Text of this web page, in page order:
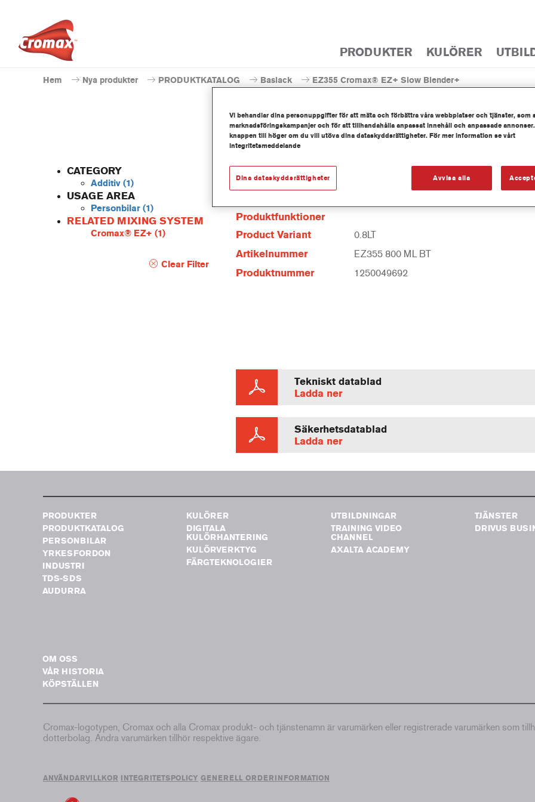
PRODUKTER KULÖRER
Hem Nya produkter PRODUKTKATALOG Baslack EZ355 Cromax® EZ+ Slow Blender+
CATEGORY
Additiv (1)
USAGE AREA
Personbilar (1)
RELATED MIXING SYSTEM
Cromax® EZ+ (1)
Clear Filter
EZ355 Cromax® EZ+
Produktfunktioner
Product Variant
0.8LT
Artikelnummer EZ355 800 ML BT
Produktnummer 1250049692
Tekniskt datablad
Ladda ner
Säkerhetsdatablad
Ladda ner
PRODUKTER
PRODUKTKATALOG
PERSONBILAR
YRKESFORDON
INDUSTRI
TDS-SDS
AUDURRA
KULÖRER
DIGITALA
KULÖRHANTERING
KULÖRVERKTYG
FÄRGTEKNOLOGIER
UTBILDNINGAR
TRAINING VIDEO
CHANNEL
AXALTA ACADEMY
TJÄNSTER
DRIVUS
OM OSS
VÅR HISTORIA
KÖPSTÄLLEN
Cromax-logotypen, Cromax och alla Cromax produkt- och tjänstenamn är varumärken eller registrerade varumärken som
dotterbolag. Andra varumärken tillhör respektive ägare.
ANVÄNDARVILLKOR INTEGRITETSPOLICY GENERELL ORDERINFORMATION
Vi behandlar dina personuppgifter för att mäta och förbättra våra webbplatser och tjänster, som
marknadsföringskampanjer och för att tillhandahålla anpassat innehåll och anpassade
knappen till höger om du vill utöva dina dataskyddsrättigheter. För mer information se vårt
integritetsmeddelande
Avvisa alla
Dina dataskyddsrättigheter